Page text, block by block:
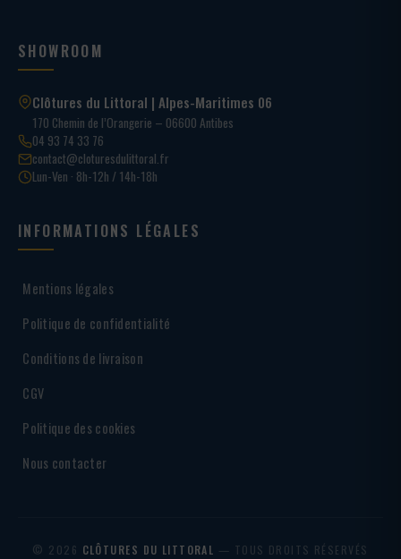
SHOWROOM
Clôtures du Littoral | Alpes-Maritimes 06
170 Chemin de l’Orangerie – 06600 Antibes
04 93 74 33 76
contact@cloturesdulittoral.fr
Lun-Ven · 8h-12h / 14h-18h
INFORMATIONS LÉGALES
Mentions légales
Politique de confidentialité
Conditions de livraison
CGV
Politique des cookies
Nous contacter
© 2026 CLÔTURES DU LITTORAL — TOUS DROITS RÉSERVÉS